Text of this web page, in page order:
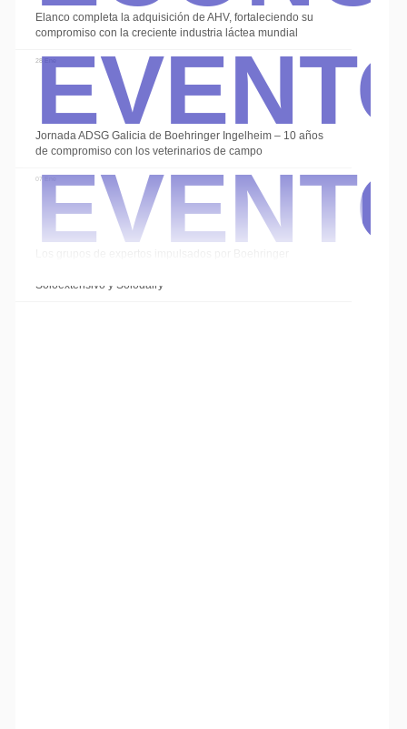
Elanco completa la adquisición de AHV, fortaleciendo su
compromiso con la creciente industria láctea mundial
28 Ene
Jornada ADSG Galicia de Boehringer Ingelheim – 10 años
de compromiso con los veterinarios de campo
07 Ene
Soloextensivo y Solodairy